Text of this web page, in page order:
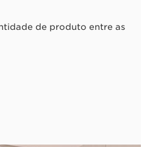
de produto entre as